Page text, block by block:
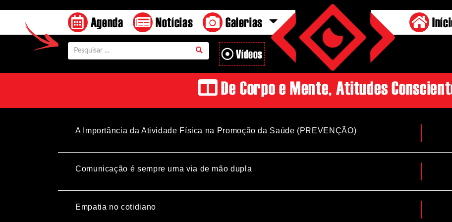
Agenda Notícias Galerias
Vídeos
De Corpo e Mente, Atitudes
A Importância da Atividade Física na Promoção da Saúde (PREVENÇÃO)
Comunicação é sempre uma via de mão dupla
Empatia no cotidiano